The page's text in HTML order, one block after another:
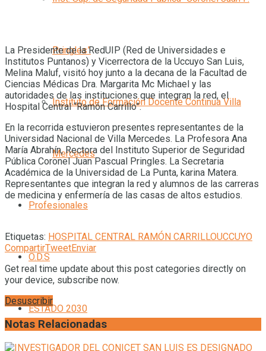
Pringles”
Instituto de Formación Docente Continua Villa
Mercedes
Profesionales
O.D.S
ESTADO 2030
La Presidente de la RedUIP (Red de Universidades e
Institutos Puntanos) y Vicerrectora de la Uccuyo San Luis,
Melina Maluf, visitó hoy junto a la decana de la Facultad de
Ciencias Médicas Dra. Margarita Mc Michael y las
autoridades de las instituciones que integran la red, el
Hospital Central “Ramón Carrillo”.
En la recorrida estuvieron presentes representantes de la
Universidad Nacional de Villa Mercedes. La Profesora Ana
María Abrahín, Rectora del Instituto Superior de Seguridad
Pública Coronel Juan Pascual Pringles. La Secretaria
Académica de la Universidad de La Punta, karina Matera.
Representantes que integran la red y alumnos de las carreras
de medicina y enfermería de las casas de altos estudios.
Etiquetas: HOSPITAL CENTRAL RAMÓN CARRILLOUCCUYO
CompartirTweetEnviar
Get real time update about this post categories directly on
your device, subscribe now.
Desuscribir
Notas Relacionadas